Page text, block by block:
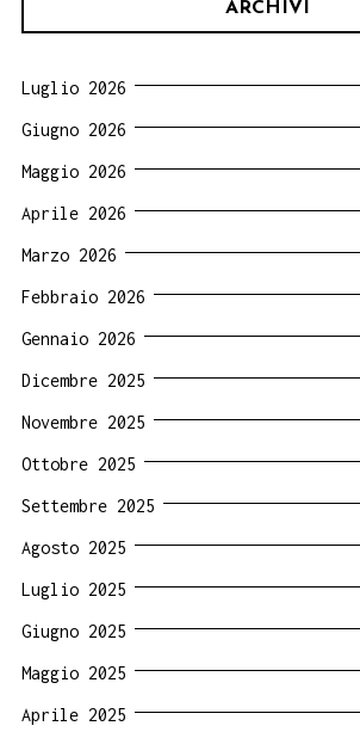
ARCHIVI
Luglio 2026
Giugno 2026
Maggio 2026
Aprile 2026
Marzo 2026
Febbraio 2026
Gennaio 2026
Dicembre 2025
Novembre 2025
Ottobre 2025
Settembre 2025
Agosto 2025
Luglio 2025
Giugno 2025
Maggio 2025
Aprile 2025